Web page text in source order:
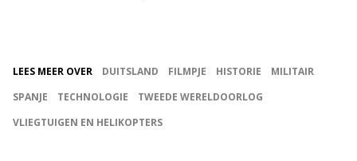
LEES MEER OVER DUITSLAND FILMPJE HISTORIE
MILITAIR
SPANJE
TECHNOLOGIE
TWEEDE WERELDOORLOG
VLIEGTUIGEN EN HELIKOPTERS